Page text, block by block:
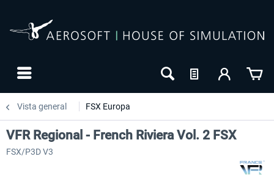
Vista general FSX Europa
VFR Regional - French Riviera Vol. 2 FSX
FSX/P3D V3